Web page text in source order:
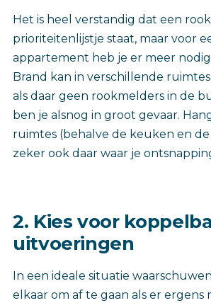
Het is heel verstandig dat een
prioriteitenlijstje staat, maar voor
appartement heb je er meer
Brand kan in verschillende
als daar geen rookmelders in de
ben je alsnog in groot gevaar.
ruimtes (behalve de keuken en
zeker ook daar waar je
2. Kies voor
uitvoeringen
In een ideale situatie
elkaar om af te gaan als er ergens